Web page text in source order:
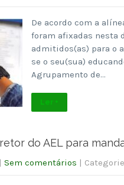
De acordo com a
foram afixadas nesta
admitidos(as) para o
se o seu(sua)
Agrupamento de…
Ler +
do AEL para
| Sem comentários |